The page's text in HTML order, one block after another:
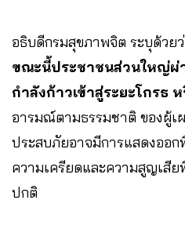
อธิบดีกรมสุขภาพจิต ระบุด้วย
ขณะนี้ประชาชนส่วนใหญ่ผ่
กำลังก้าวเข้าสู่ระยะโกรธ
อารมณ์ตามธรรมชาติ ของผู้
ประสบภัยอาจมีการแสดงออ
ความเครียดและความสูญเสี
ปกติ